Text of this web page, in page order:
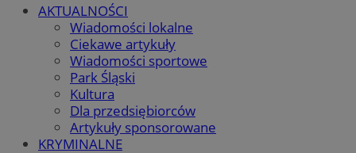
AKTUALNOŚCI
Wiadomości lokalne
Ciekawe artykuły
Wiadomości sportowe
Park Śląski
Kultura
Dla przedsiębiorców
Artykuły sponsorowane
KRYMINALNE